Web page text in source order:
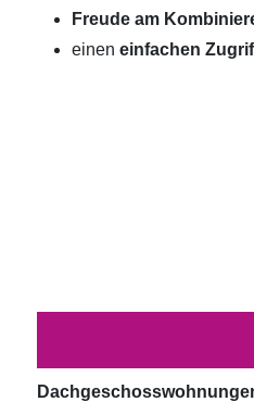
Freude am
einen einfachen